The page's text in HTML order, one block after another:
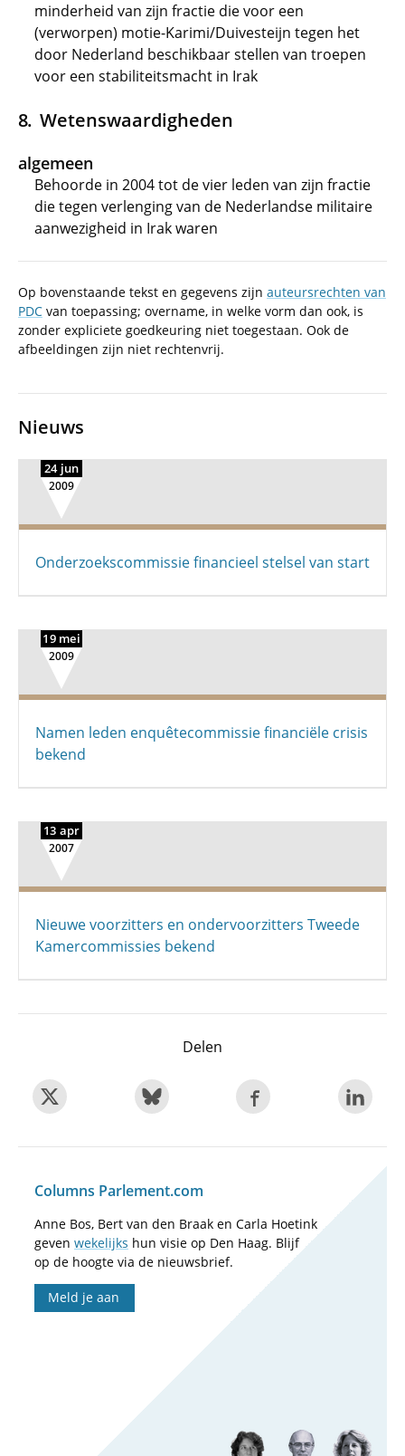
minderheid van zijn fractie die voor een
(verworpen) motie-Karimi/Duivesteijn tegen het
door Nederland beschikbaar stellen van troepen
voor een stabiliteitsmacht in Irak
Wetenswaardigheden
algemeen
Behoorde in 2004 tot de vier leden van zijn fractie
die tegen verlenging van de Nederlandse militaire
aanwezigheid in Irak waren
Op bovenstaande tekst en gegevens zijn auteursrechten van
PDC van toepassing; overname, in welke vorm dan ook, is
zonder expliciete goedkeuring niet toegestaan. Ook de
afbeeldingen zijn niet rechtenvrij.
Nieuws
24 jun
2009
Onderzoekscommissie financieel stelsel van start
19 mei
2009
Namen leden enquêtecommissie financiële crisis
bekend
13 apr
2007
Nieuwe voorzitters en ondervoorzitters Tweede
Kamercommissies bekend
Delen
Columns Parlement.com
Anne Bos, Bert van den Braak en Carla Hoetink
geven wekelijks hun visie op Den Haag. Blijf
op de hoogte via de nieuwsbrief.
Meld je aan